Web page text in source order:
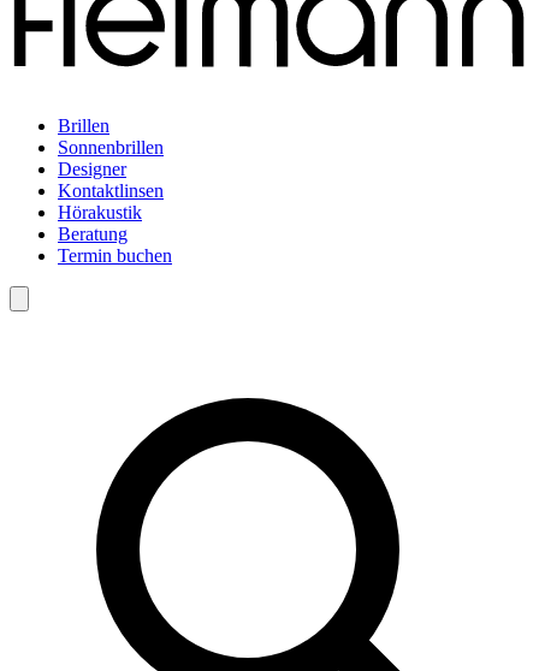
Brillen
Sonnenbrillen
Designer
Kontaktlinsen
Hörakustik
Beratung
Termin buchen